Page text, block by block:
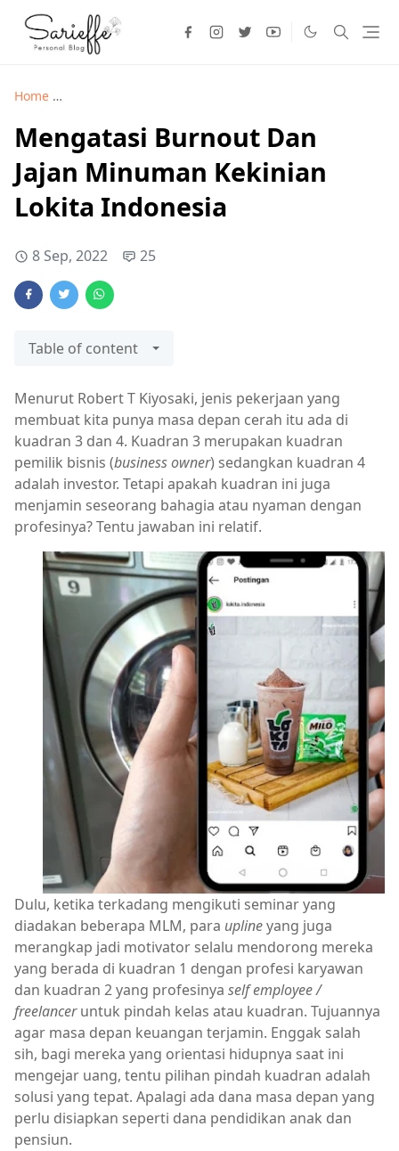
Home
Mengatasi Burnout Dan
Jajan Minuman Kekinian
Lokita Indonesia
8 Sep, 2022 25
Table of content
Menurut Robert T Kiyosaki, jenis pekerjaan yang
membuat kita punya masa depan cerah itu ada di
kuadran 3 dan 4. Kuadran 3 merupakan kuadran
pemilik bisnis (business owner) sedangkan kuadran 4
adalah investor. Tetapi apakah kuadran ini juga
menjamin seseorang bahagia atau nyaman dengan
profesinya? Tentu jawaban ini relatif.
Dulu, ketika terkadang mengikuti seminar yang
diadakan beberapa MLM, para uplineyang juga
merangkap jadi motivator selalu mendorong mereka
yang berada di kuadran 1 dengan profesi karyawan
dan kuadran 2 yang profesinya self employee /
freelanceruntuk pindah kelas atau kuadran. Tujuannya
agar masa depan keuangan terjamin. Enggak salah
sih, bagi mereka yang orientasi hidupnya saat ini
mengejar uang, tentu pilihan pindah kuadran adalah
solusi yang tepat. Apalagi ada dana masa depan yang
perlu disiapkan seperti dana pendidikan anak dan
pensiun.